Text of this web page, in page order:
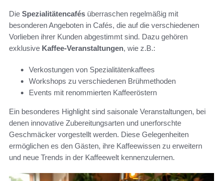
Die Spezialitätencafés überraschen regelmäßig mit
besonderen Angeboten in Cafés, die auf die verschiedenen
Vorlieben ihrer Kunden abgestimmt sind. Dazu gehören
exklusive Kaffee-Veranstaltungen, wie z.B.:
Verkostungen von Spezialitätenkaffees
Workshops zu verschiedenen Brühmethoden
Events mit renommierten Kaffeeröstern
Ein besonderes Highlight sind saisonale Veranstaltungen, bei
denen innovative Zubereitungsarten und unerforschte
Geschmäcker vorgestellt werden. Diese Gelegenheiten
ermöglichen es den Gästen, ihre Kaffeewissen zu erweitern
und neue Trends in der Kaffeewelt kennenzulernen.